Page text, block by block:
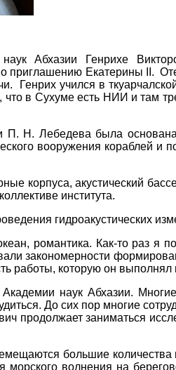
Абхазии Генрихе
приглашению Екатерины II.
Генрих учился в
что в Сухуме есть НИИ и там
П. Н. Лебедева была
вооружения кораблей и
корпуса, акустический
института.
гидроакустических
романтика. Как-то раз я
закономерности
работы, которую он
наук Абхазии.
До сих пор многие
продолжает заниматься
большие
морского волнения на